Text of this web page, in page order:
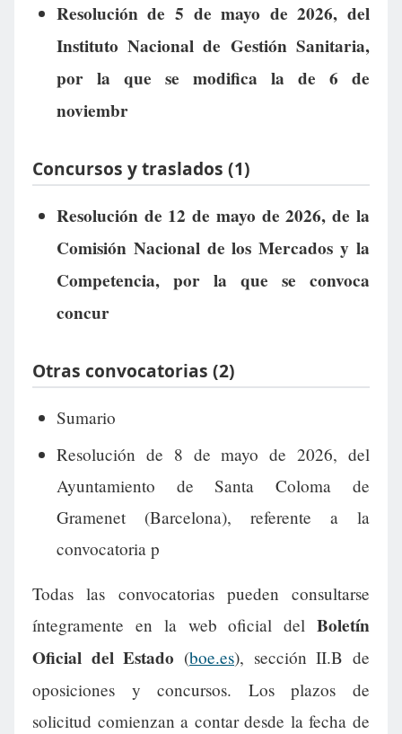
Resolución de 5 de mayo de 2026, del
Instituto Nacional de Gestión Sanitaria,
por la que se modifica la de 6 de
noviembr
Concursos y traslados (1)
Resolución de 12 de mayo de 2026, de la
Comisión Nacional de los Mercados y la
Competencia, por la que se convoca
concur
Otras convocatorias (2)
Sumario
Resolución de 8 de mayo de 2026, del
Ayuntamiento de Santa Coloma de
Gramenet (Barcelona), referente a la
convocatoria p
Todas las convocatorias pueden consultarse
íntegramente en la web oficial del Boletín
Oficial del Estado (boe.es), sección II.B de
oposiciones y concursos. Los plazos de
solicitud comienzan a contar desde la fecha de